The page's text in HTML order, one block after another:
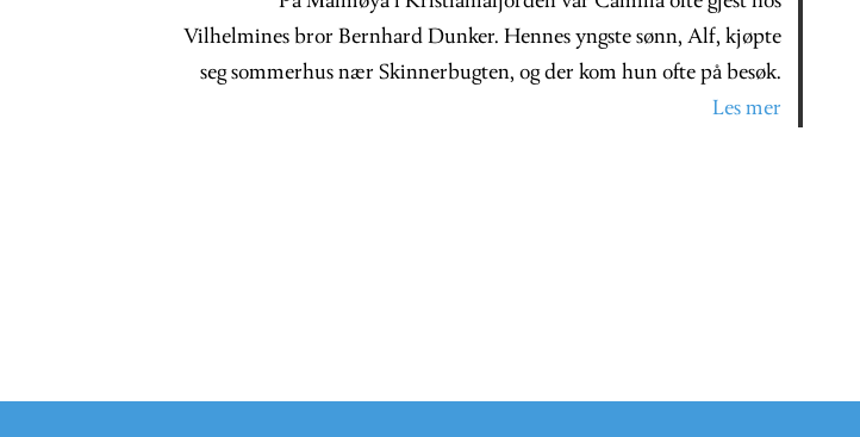
Vilhelmines bror Bernhard Dunker. Hennes yngste sønn, Alf, kjøpte
seg sommerhus nær Skinnerbugten, og der kom hun ofte på besøk.
Les mer